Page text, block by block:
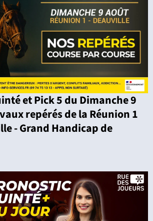
et Pick 5 du Dimanche 9
repérés de la Réunion 1
- Grand Handicap de